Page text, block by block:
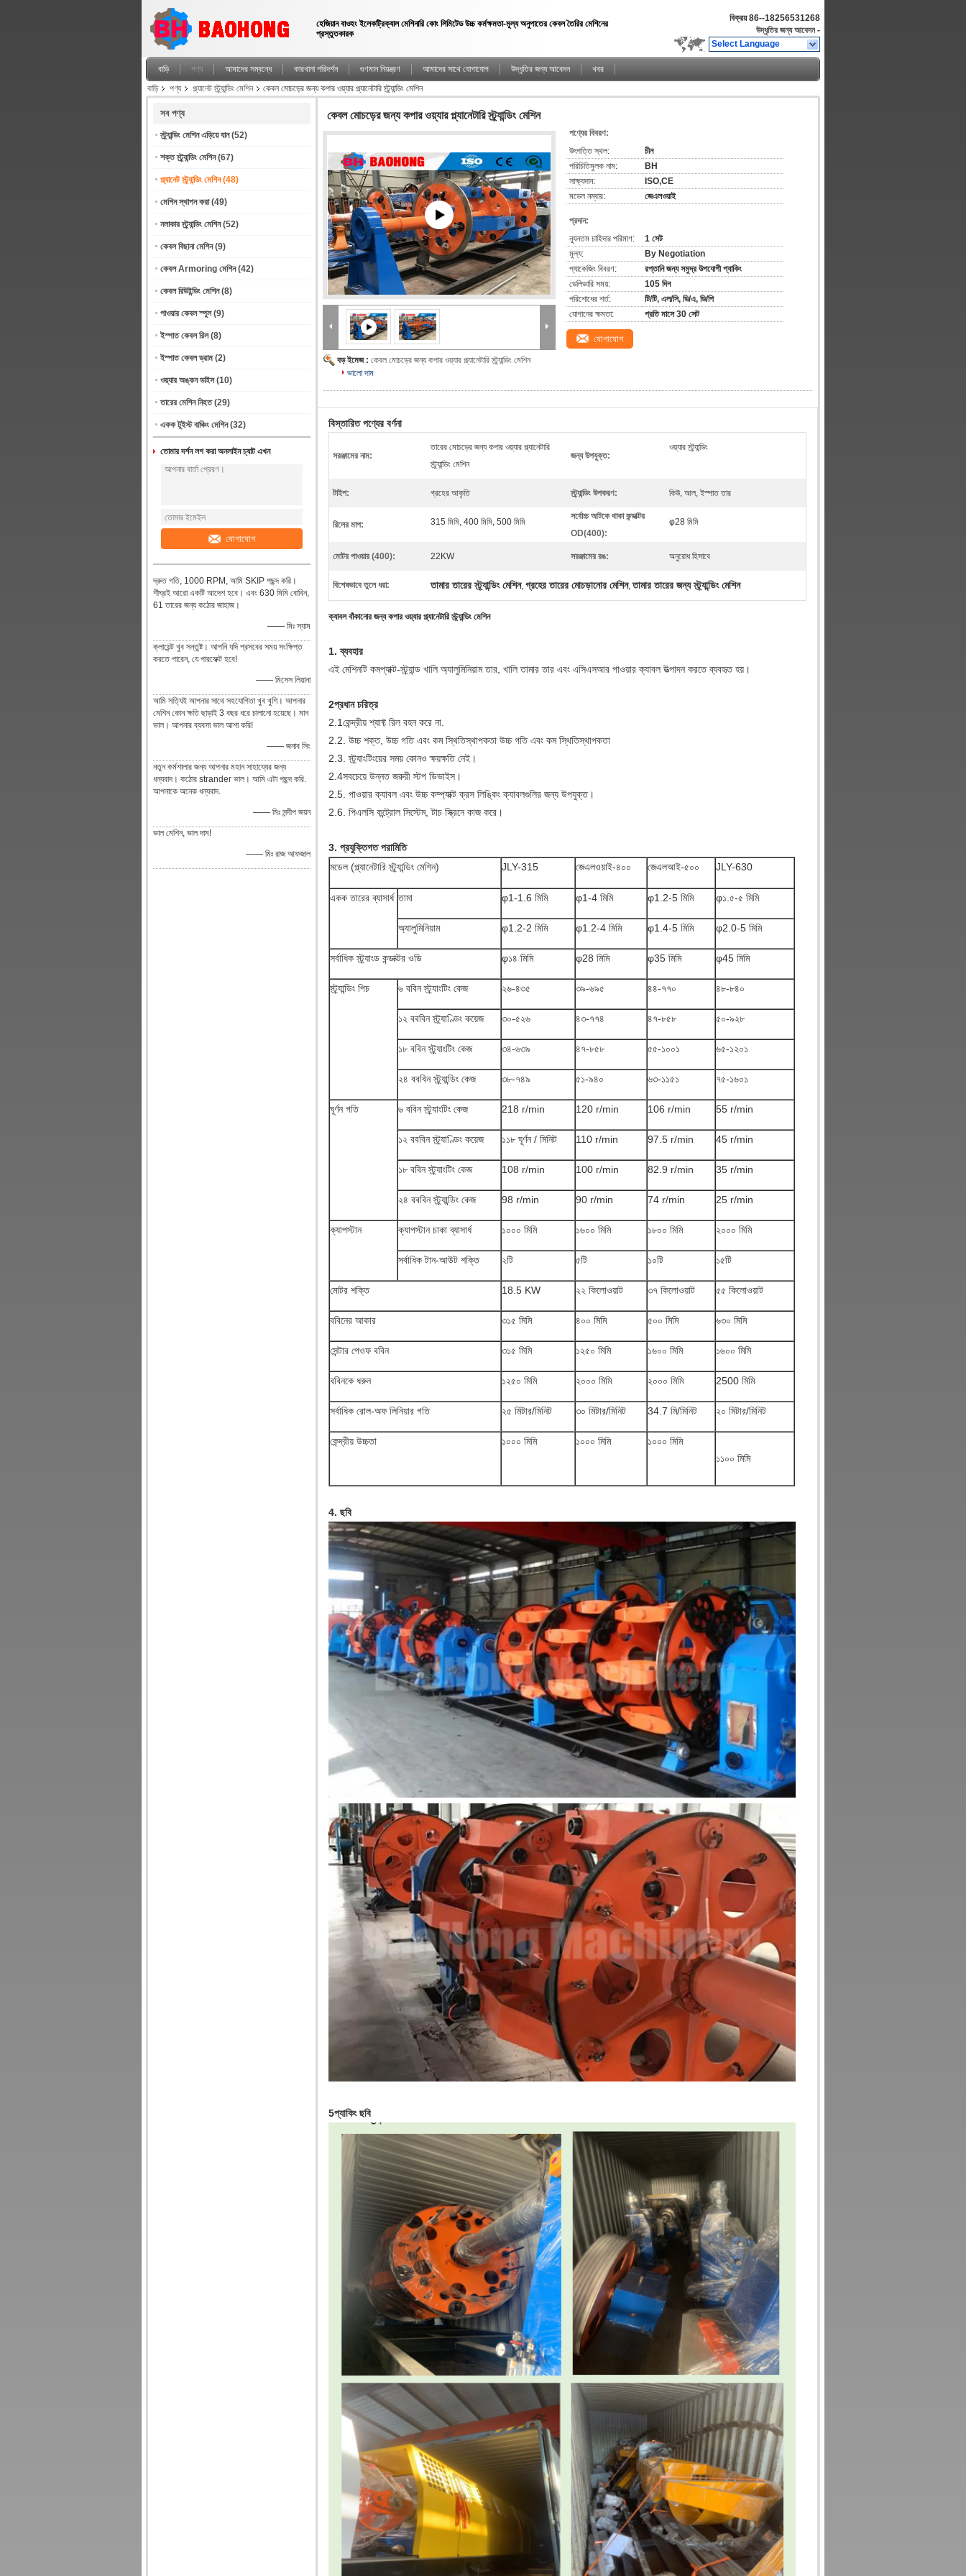
হেজিয়ান বাওহং ইলেকট্রিক্যাল মেশিনারি কোং লিমিটেড উচ্চ কর্মক্ষমতা-মূল্য অনুপাতের কেবল তৈরির মেশিনের
প্রস্তুতকারক
বিক্রয়86--18256531268
উদ্ধৃতির জন্য আবেদন -
Select Language
বাড়ি পণ্য আমাদের সম্বন্ধে কারখানা পরিদর্শন গুণমান নিয়ন্ত্রণ আমাদের সাথে যোগাযোগ উদ্ধৃতির জন্য আবেদন
খবর
বাড়ি
পণ্য প্ল্যানেট স্ট্র্যান্ডিং মেশিন কেবল মোচড়ের জন্য কপার ওয়্যার প্ল্যানেটারি স্ট্র্যান্ডিং মেশিন
সব পণ্য
স্ট্র্যান্ডিং মেশিন এড়িয়ে যান (52)
শক্ত স্ট্র্যান্ডিং মেশিন (67)
প্ল্যানেট স্ট্র্যান্ডিং মেশিন (48)
মেশিন স্থাপন করা (49)
নলাকার স্ট্র্যান্ডিং মেশিন (52)
কেবল বিছানা মেশিন (9)
কেবল Armoring মেশিন (42)
কেবল রিউইন্ডিং মেশিন (8)
পাওয়ার কেবল স্পুল (9)
ইস্পাত কেবল রিল (8)
ইস্পাত কেবল ড্রাম (2)
ওয়্যার অঙ্কন ডাইস (10)
তারের মেশিন নিহত (29)
একক টুইস্ট বাঞ্চিং মেশিন (32)
তোমার দর্শন লগ করা অনলাইন চ্যাট এখন
যোগাযোগ
দ্রুত গতি, 1000 RPM, আমি SKIP পছন্দ করি।
শীঘ্রই আরো একটি আদেশ হবে। এবং 630 মিমি বোবিন,
61 তারের জন্য কঠোর জাহাজ।
—— মিঃ স্যাম
ক্লায়েন্ট খুব সন্তুষ্ট। আপনি যদি প্রসবের সময় সংক্ষিপ্ত
করতে পারেন, যে পারফেক্ট হবে!
—— মিসেস লিয়ানা
আমি সত্যিই আপনার সাথে সহযোগিতা খুব খুশি। আপনার
মেশিন কোন ক্ষতি ছাড়াই 3 বছর ধরে চালানো হয়েছে। মান
ভাল। আপনার ব্যবসা ভাল আশা করি!
—— জনাব সিং
নতুন কর্মশালার জন্য আপনার মহান সাহায্যের জন্য
ধন্যবাদ। কঠোর strander ভাল। আমি এটা পছন্দ করি.
আপনাকে অনেক ধন্যবাদ.
—— মিঃ সন্দীপ জয়ন
ভাল মেশিন, ভাল দাম!
—— মিঃ রাজ আফজাল
কেবল মোচড়ের জন্য কপার ওয়্যার প্ল্যানেটারি স্ট্র্যান্ডিং মেশিন
বড় ইমেজ : কেবল মোচড়ের জন্য কপার ওয়্যার প্ল্যানেটারি স্ট্র্যান্ডিং মেশিন
ভালো দাম
পণ্যের বিবরণ:
উৎপত্তি স্থল:
চীন
পরিচিতিমুলক নাম:
BH
সাক্ষ্যদান:
ISO,CE
মডেল নম্বার:
জেএলওয়াই
প্রদান:
ন্যূনতম চাহিদার পরিমাণ:
1 সেট
মূল্য:
By Negotiation
প্যাকেজিং বিবরণ:
রপ্তানি জন্য সমুদ্র উপযোগী প্যাকিং
ডেলিভারি সময়:
105 দিন
পরিশোধের শর্ত:
টি/টি, এল/সি, ডি/এ, ডি/পি
যোগানের ক্ষমতা:
প্রতি মাসে 30 সেট
যোগাযোগ
বিস্তারিত পণ্যের বর্ণনা
সরঞ্জামের নাম:
তারের মোচড়ের জন্য কপার ওয়্যার প্ল্যানেটারি
স্ট্র্যান্ডিং মেশিন
জন্য উপযুক্ত:
ওয়্যার স্ট্র্যান্ডিং
টাইপ: গ্রহের আকৃতি স্ট্র্যান্ডিং উপকরণ: কিউ, আল, ইস্পাত তার
রিলের মাপ: 315 মিমি, 400 মিমি, 500 মিমি
সর্বোচ্চ আটকে থাকা কন্ডাক্টর
OD(400):
φ28 মিমি
মোটর পাওয়ার (400): 22KW সরঞ্জামের রঙ: অনুরোধ হিসাবে
বিশেষভাবে তুলে ধরা: তামার তারের স্ট্র্যান্ডিং মেশিন, গ্রহের তারের মোচড়ানোর মেশিন,তামার তারের জন্য স্ট্র্যান্ডিং মেশিন
ক্যাবল বাঁকানোর জন্য কপার ওয়্যার প্ল্যানেটারি স্ট্র্যান্ডিং মেশিন
1. ব্যবহার
এই মেশিনটি কমপ্যাক্ট-স্ট্র্যান্ড খালি অ্যালুমিনিয়াম তার, খালি তামার তার এবং এসিএসআর পাওয়ার ক্যাবল উত্পাদন করতে ব্যবহৃত হয়।
2প্রধান চরিত্র
2.1কেন্দ্রীয় শ্যাফ্ট রিল বহন করে না.
2.2. উচ্চ শক্ত, উচ্চ গতি এবং কম স্থিতিস্থাপকতা উচ্চ গতি এবং কম স্থিতিস্থাপকতা
2.3. স্ট্র্যাংটিংয়ের সময় কোনও ক্ষয়ক্ষতি নেই।
2.4সবচেয়ে উন্নত জরুরী স্টপ ডিভাইস।
2.5. পাওয়ার ক্যাবল এবং উচ্চ কম্প্যাক্ট ক্রস লিঙ্কিং ক্যাবলগুলির জন্য উপযুক্ত।
2.6. পিএলসি কন্ট্রোল সিস্টেম, টাচ স্ক্রিনে কাজ করে।
3. প্রযুক্তিগত পরামিতি
মডেল (প্ল্যানেটারি স্ট্র্যান্ডিং মেশিন)
JLY-315 জেএলওয়াই-৪০০ জেএলআই-৫০০ JLY-630
একক তারের ব্যাসার্ধ তামা φ1-1.6 মিমি φ1-4 মিমি φ1.2-5 মিমি φ১.৫-৫ মিমি
অ্যালুমিনিয়াম φ1.2-2 মিমি φ1.2-4 মিমি φ1.4-5 মিমি φ2.0-5 মিমি
সর্বাধিক স্ট্র্যাংড কন্ডাক্টর ওডি φ১৪ মিমি φ28 মিমি φ35 মিমি φ45 মিমি
স্ট্র্যান্ডিং পিচ ৬ ববিন স্ট্র্যাংটিং কেজ ২৬-৪৩৫ ৩৯-৬৯৫ ৪৪-৭৭০ ৪৮-৮৪০
১২ বববিন স্ট্র্যাণ্ডিং কয়েজ ৩০-৫২৬ ৪৩-৭৭৪ ৪৭-৮৫৮ ৫০-৯২৮
১৮ ববিন স্ট্র্যাংটিং কেজ ৩৪-৬৩৯ ৪৭-৮৫৮ ৫৫-১০০১ ৬৫-১২০১
২৪ বববিন স্ট্র্যান্ডিং কেজ ৩৮-৭৪৯ ৫১-৯৪০ ৬৩-১১৫১ ৭৫-১৬০১
ঘূর্ণন গতি ৬ ববিন স্ট্র্যাংটিং কেজ 218 r/min 120 r/min 106 r/min 55 r/min
১২ বববিন স্ট্র্যাণ্ডিং কয়েজ ১১৮ ঘূর্ণন / মিনিট 110 r/min 97.5 r/min 45 r/min
১৮ ববিন স্ট্র্যাংটিং কেজ 108 r/min 100 r/min 82.9 r/min 35 r/min
২৪ বববিন স্ট্র্যান্ডিং কেজ 98 r/min 90 r/min 74 r/min 25 r/min
ক্যাপস্টান ক্যাপস্টান চাকা ব্যাসার্ধ ১০০০ মিমি ১৬০০ মিমি ১৮০০ মিমি ২০০০ মিমি
সর্বাধিক টান-আউট শক্তি ২টি ৫টি ১০টি ১৫টি
মোটর শক্তি 18.5 KW ২২ কিলোওয়াট ৩৭ কিলোওয়াট ৫৫ কিলোওয়াট
ববিনের আকার ৩১৫ মিমি ৪০০ মিমি ৫০০ মিমি ৬৩০ মিমি
সেন্টার পেওফ ববিন ৩১৫ মিমি ১২৫০ মিমি ১৬০০ মিমি ১৬০০ মিমি
ববিনকে ধরুন ১২৫০ মিমি ২০০০ মিমি ২০০০ মিমি 2500 মিমি
সর্বাধিক রোল-অফ লিনিয়ার গতি ২৫ মিটার/মিনিট ৩০ মিটার/মিনিট 34.7 মি/মিনিট ২০ মিটার/মিনিট
কেন্দ্রীয় উচ্চতা ১০০০ মিমি ১০০০ মিমি
১০০০ মিমি
১১০০ মিমি
4. ছবি
5প্যাকিং ছবি